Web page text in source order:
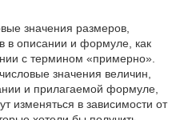
значения размеров,
в описании и формуле, как
с термином «примерно».
значения величин,
и прилагаемой формуле,
изменяться в зависимости от